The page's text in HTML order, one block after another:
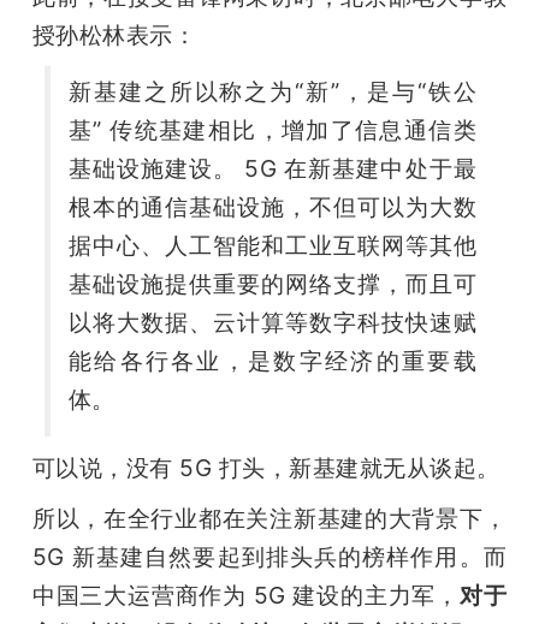
授孙松林表示：
新基建之所以称之为“新”，是与“铁公
基” 传统基建相比，增加了信息通信类
基础设施建设。 5G 在新基建中处于最
根本的通信基础设施，不但可以为大数
据中心、人工智能和工业互联网等其他
基础设施提供重要的网络支撑，而且可
以将大数据、云计算等数字科技快速赋
能给各行各业，是数字经济的重要载
体。
可以说，没有 5G 打头，新基建就无从谈起。
所以，在全行业都在关注新基建的大背景下，
5G 新基建自然要起到排头兵的榜样作用。而
中国三大运营商作为 5G 建设的主力军， 对于